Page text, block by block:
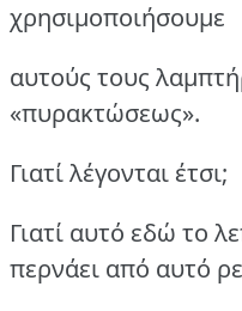
χρησιμοποιήσουμε
αυτούς τους
«πυρακτώσεως».
Γιατί λέγονται έτσι;
Γιατί αυτό εδώ το
περνάει από αυτό